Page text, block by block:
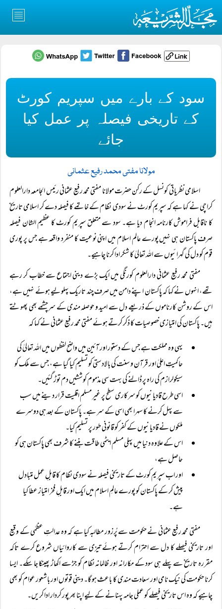
سود کے بارے میں سپریم کورٹ
کے تاریخی فیصلہ پر عمل کیا
جائے
مولانا مفتی محمد رفیع عثمانی
اسلامی نظریاتی کونسل کے رکن حضرت مولانا مفتی محمد رفیع عثمانی رئیس الجامعہ دارالعلوم
کراچی نے کہا ہے کہ سپریم کورٹ نے سودی نظام کے خاتمے کا فیصلہ دے کر اسلامی تاریخ
کا ناقابل فراموش کارنامہ انجام دیا ہے۔ سود سے متعلق سپریم کورٹ کا عظیم الشان فیصلہ
صرف پاکستان ہی نہیں پورے عالم اسلام میں اپنی نوعیت کا منفرد واقعہ ہے جس پر پوری
قوم کو دل کی گہرائیوں سے اللہ تعالیٰ کا شکر ادا کرنا چاہیے۔
مفتی محمد رفیع عثمانی دارالعلوم کورنگی میں ایک بڑے دینی اجتماع سے خطاب کر رہے
تھے، انہوں نے کہا کہ پاکستان اپنے دامن میں صرف چند تاریک پہلو لیے ہوئے نہیں ہے،
اس کے روشن کارناموں کے ذریعے دل سے امید و حوصلہ مندی کے سرچشمے بھی پھوٹتے
ہیں۔ پاکستان کی امتیازی خصوصیات کا ذکر کرتے ہوئے مفتی محمد رفیع عثمانی نے کہا کہ
یہی وہ مملکت ہے جس کے دستور اور آئین میں واضح لفظوں میں اللہ تعالیٰ کی
حاکمیتِ اعلیٰ اور قرآن و سنت کی بالادستی کو تسلیم کیا گیا ہے، جس سے ملک کو
سیکولرازم کی راہ پر ڈالنے کی بہت سی مذموم کوششیں دم توڑ گئیں۔
اسی طرح قادیانیوں کو سرکاری سطح پر غیر مسلم اقلیت قرار دینے میں سب
سے پہل کرنے کا سہرا بھی اسی کے سر ہے۔ پاکستان کے بعد ہی دوسرے
ملکوں نے قادیانیوں کے کفر کو قانونی طور پر تسلیم کیا۔
اس کے علاوہ دنیا میں پہلی مسلم ایٹمی طاقت بننے کا شرف بھی پاکستان ہی کو
حاصل ہے،
اور اب سپریم کورٹ کے تاریخی فیصلہ نے سودی نظام کا قابلِ عمل متبادل
پیش کر کے پاکستان کو پورے عالمِ اسلام میں ایک اور قابلِ فخر امتیاز عطا کیا
ہے۔
مفتی محمد رفیع عثمانی نے حکومت سے پُرزور مطالبہ کیا ہے کہ وہ عدالتِ عظمٰی کے وقیع
اور تاریخی فیصلے کا دل سے احترام کرتے ہوئے تیزی سے کاروائیاں شروع کرے تاکہ
مقررہ تاریخ سے پہلے ہی سود کے مکارانہ اور ظالمانہ نظام کو جڑ سے اکھاڑ پھینکا جا سکے۔ ایسا
کرنا حکومت کی نیک نامی اور سعادت مندی کا باعث ہو گا۔ دینی قوتوں اور باشعور عوام کو بھی
چاہیے کہ وہ اس تاریخی فیصلے کو عملی جامہ پہنانے کے لیے اپنا بھرپور کردار ادا کریں۔